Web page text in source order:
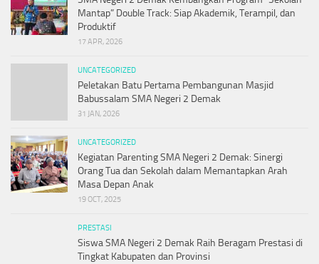
Mantap” Double Track: Siap Akademik, Terampil, dan
Produktif
17 APR, 2026
UNCATEGORIZED
Peletakan Batu Pertama Pembangunan Masjid
Babussalam SMA Negeri 2 Demak
31 JAN, 2026
UNCATEGORIZED
Kegiatan Parenting SMA Negeri 2 Demak: Sinergi
Orang Tua dan Sekolah dalam Memantapkan Arah
Masa Depan Anak
19 OCT, 2025
PRESTASI
Siswa SMA Negeri 2 Demak Raih Beragam Prestasi di
Tingkat Kabupaten dan Provinsi